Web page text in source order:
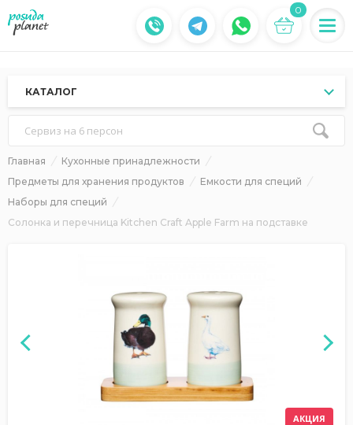
0
КАТАЛОГ
Сервиз на 6 персон
Главная
Кухонные принадлежности
Предметы для хранения продуктов
Емкости для специй
Наборы для специй
Солонка и перечница Kitchen Craft Apple Farm на подставке
АКЦИЯ